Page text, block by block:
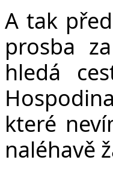
A tak
prosba
hledá
které
naléhavě